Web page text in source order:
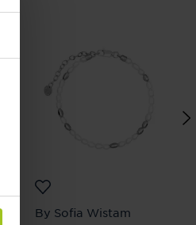
By Sofia Wistam